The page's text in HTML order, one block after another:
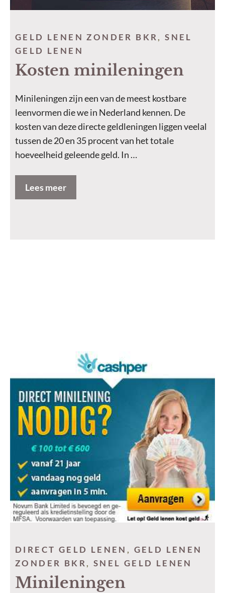
GELD LENEN ZONDER BKR,SNEL
GELD LENEN
Kosten minileningen
Minileningen zijn een van de meest kostbare
leenvormen die we in Nederland kennen. De
kosten van deze directe geldleningen liggen veelal
tussen de 20 en 35 procent van het totale
hoeveelheid geleende geld. In …
Lees meer
DIRECT GELD LENEN , GELD LENEN
ZONDER BKR, SNEL GELD LENEN
Minileningen